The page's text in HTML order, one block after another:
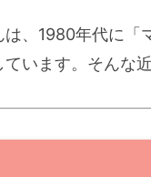
、1980年代に「
ています。そんな